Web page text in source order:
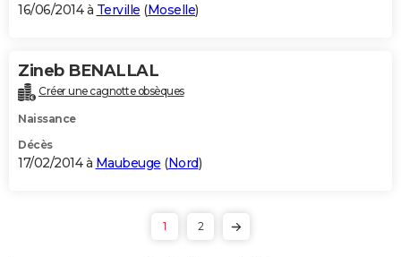
16/06/2014 à Terville (Moselle)
Zineb BENALLAL
Créer une cagnotte obsèques
Naissance
Décès
17/02/2014 à Maubeuge (Nord)
1 2